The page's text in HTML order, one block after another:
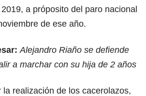
a próposito del paro nacional
de ese año.
Alejandro Riaño se defiende
a marchar con su hija de 2 años
la realización de los cacerolazos,